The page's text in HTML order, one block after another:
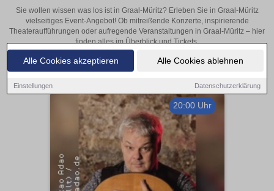
Alle Cookies akzeptieren Alle Cookies ablehnen
Einstellungen Datenschutzerklärung
Sie wollen wissen was los ist in Graal-Müritz? Erleben Sie in Graal-Müritz
vielseitiges Event-Angebot! Ob mitreißende Konzerte, inspirierende
Theateraufführungen oder aufregende Veranstaltungen in Graal-Müritz – hier
finden alles im Überblick und Tickets.
20:00 Uhr